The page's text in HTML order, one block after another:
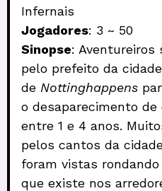
Infernais
Jogadores: 3 ~ 50
Sinopse: Aventureiros
pelo prefeito da cidade
de Nottinghappens
o desaparecimento de
entre 1 e 4 anos.
pelos cantos da
foram vistas
que existe nos